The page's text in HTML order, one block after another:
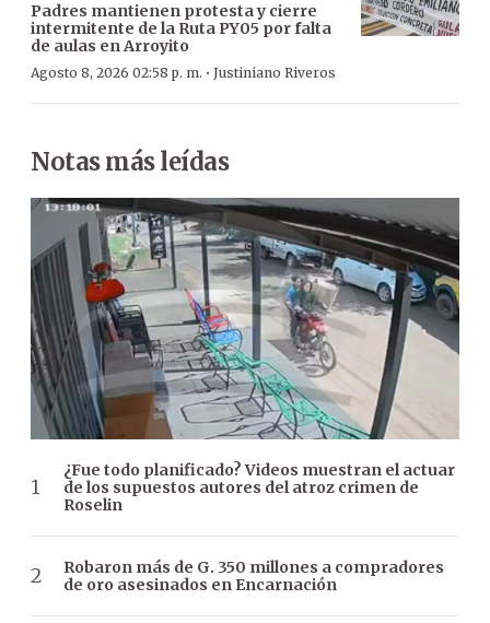
Padres mantienen protesta y cierre
intermitente de la Ruta PY05 por falta
de aulas en Arroyito
Agosto 8, 2026 02:58 p. m. · Justiniano Riveros
Notas más leídas
¿Fue todo planificado? Videos muestran el actuar
de los supuestos autores del atroz crimen de
Roselin
Robaron más de G. 350 millones a compradores
de oro asesinados en Encarnación